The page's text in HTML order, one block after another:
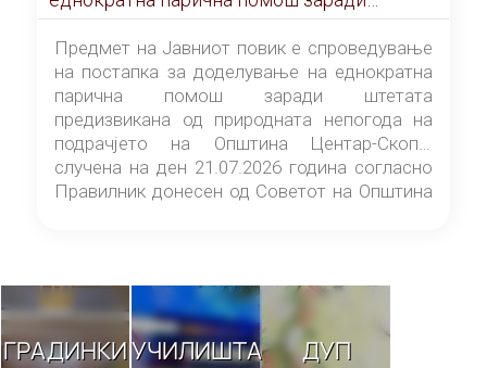
штетата предизвикана од природната
непогода на подрачјето на Општина
Центар-Скопје случена на ден 21.07.2026
година
Предмет на Јавниот повик е спроведување
на постапка за доделување на еднократна
парична помош заради штетата
предизвикана од природната непогода на
подрачјето на Општина Центар-Скопје
случена на ден 21.07.2026 година согласно
Правилник донесен од Советот на Општина
ГРАДИНКИУЧИЛИШТА ДУП